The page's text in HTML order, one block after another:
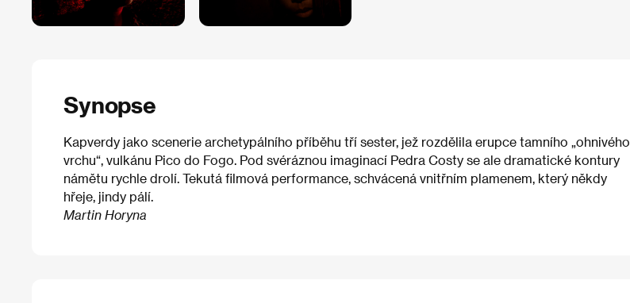
Synopse
Kapverdy jako scenerie archetypálního příběhu tří sester, jež rozdělila erupce tamního „ohnivého
vrchu“, vulkánu Pico do Fogo. Pod svéráznou imaginací Pedra Costy se ale dramatické kontury
námětu rychle drolí. Tekutá filmová performance, schvácená vnitřním plamenem, který někdy
hřeje, jindy pálí.
Martin Horyna